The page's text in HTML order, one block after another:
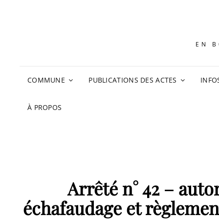
EN
COMMUNE PUBLICATIONS DES ACTES
À PROPOS
Arrêté n° 42 –
échafaudage et